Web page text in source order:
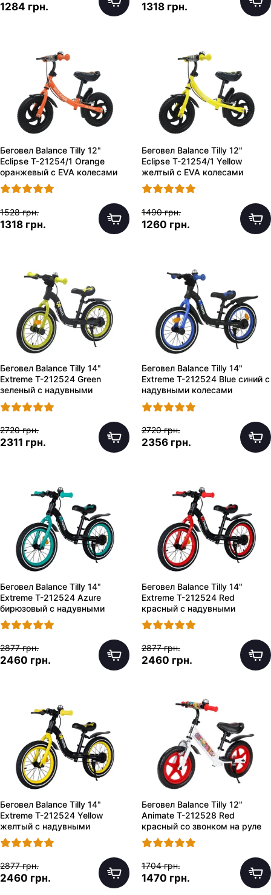
1284 грн. 1318 грн.
Беговел Balance Tilly 12"
Eclipse T-21254/1 Orange
оранжевый с EVA колесами
1528 грн.
1318 грн.
Беговел Balance Tilly 12"
Eclipse T-21254/1 Yellow
желтый с EVA колесами
1490 грн.
1260 грн.
Беговел Balance Tilly 14"
Extreme T-212524 Green
зеленый с надувными
колесами
2720 грн.
2311 грн.
Беговел Balance Tilly 14"
Extreme T-212524 Blue синий с
надувными колесами
2720 грн.
2356 грн.
Беговел Balance Tilly 14"
Extreme T-212524 Azure
бирюзовый с надувными
колесами
2877 грн.
2460 грн.
Беговел Balance Tilly 14"
Extreme T-212524 Red
красный с надувными
колесами
2877 грн.
2460 грн.
Беговел Balance Tilly 14"
Extreme T-212524 Yellow
желтый с надувными
колесами
2877 грн.
2460 грн.
Беговел Balance Tilly 12"
Animate T-212528 Red
красный со звонком на руле
1704 грн.
1470 грн.